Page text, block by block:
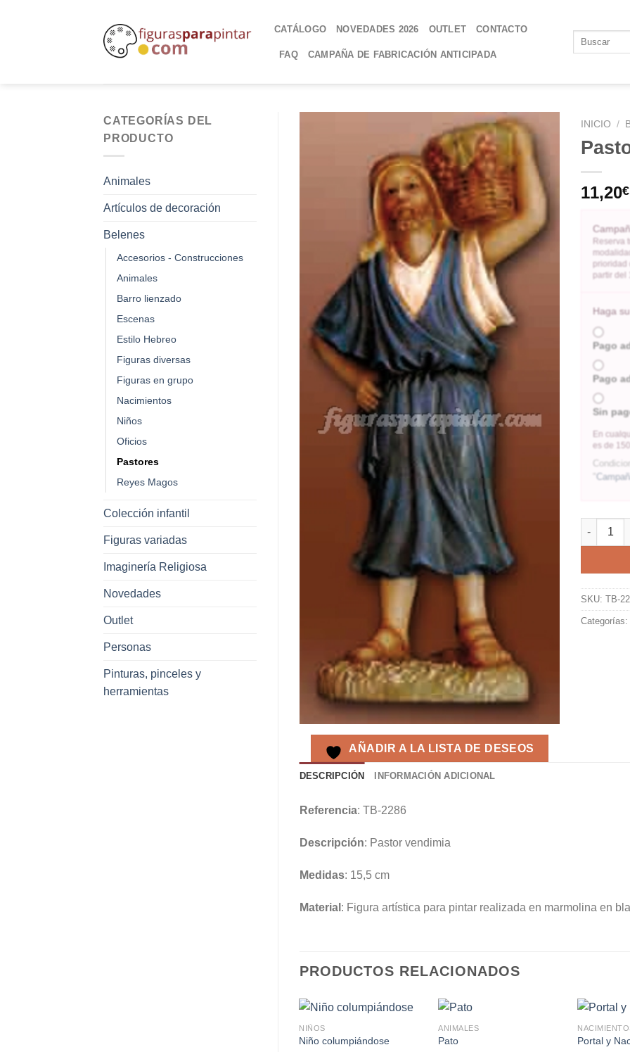
CATÁLOGO NOVEDADES 2026 OUTLET CONTACTO
FAQ CAMPAÑA DE FABRICACIÓN ANTICIPADA
CATEGORÍAS DEL
PRODUCTO
Animales
Artículos de decoración
Belenes
Accesorios - Construcciones
Animales
Barro lienzado
Escenas
Estilo Hebreo
Figuras diversas
Figuras en grupo
Nacimientos
Niños
Oficios
Pastores
Reyes Magos
Colección infantil
Figuras variadas
Imaginería Religiosa
Novedades
Outlet
Personas
Pinturas, pinceles y
herramientas
AÑADIR
A LA
LISTA
DE
DESEOS
AÑADIR A LA LISTA DE DESEOS
INICIO /
11,20€
Reserva
prioridad
partir del
Haga
Pago
Pago
Sin
En
es de
"
SKU:TB-
DESCRIPCIÓN INFORMACIÓN ADICIONAL
Referencia: TB-2286
Descripción: Pastor vendimia
Medidas: 15,5 cm
Material : Figura artística para pintar realizada en marmolina en
PRODUCTOS RELACIONADOS
AÑADIR
NIÑOS
Niño columpiándose
ANIMALES
Pato
Portal y